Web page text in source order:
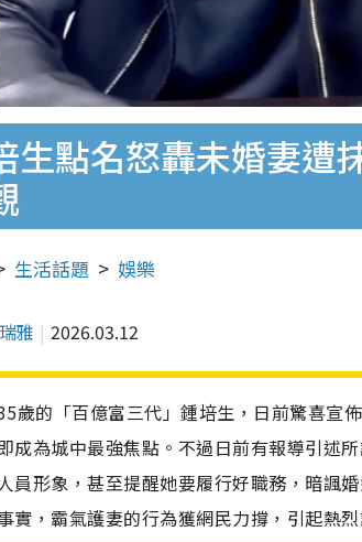
生點名怒轟未婚妻遭
生活話題 娛樂
雅 2026.03.12
歲的「百億富三代」鍾培生，日前驚喜宣
成為城中最強焦點。不過日前有報導引述
員形象，甚至提醒她要履行好職務，暗諷
實，霸氣護妻的行為獲網民力撐，引起熱烈